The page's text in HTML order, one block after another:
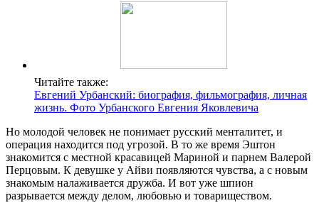
Читайте также:
Евгений Урбанский: биография, фильмография, личная
жизнь. Фото Урбанского Евгения Яковлевича
Но молодой человек не понимает русский менталитет, и
операция находится под угрозой. В то же время Эштон
знакомится с местной красавицей Мариной и парнем Валерой
Перцовым. К девушке у Айви появляются чувства, а с новым
знакомым налаживается дружба. И вот уже шпион
разрывается между делом, любовью и товариществом.